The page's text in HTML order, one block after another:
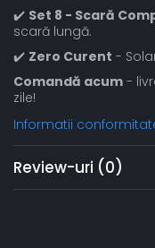
✔️ Set 8 - Scară
scară lungă.
✔️ Zero Curent -
Comandă acum -
zile!
Informatii
Review-uri (0)